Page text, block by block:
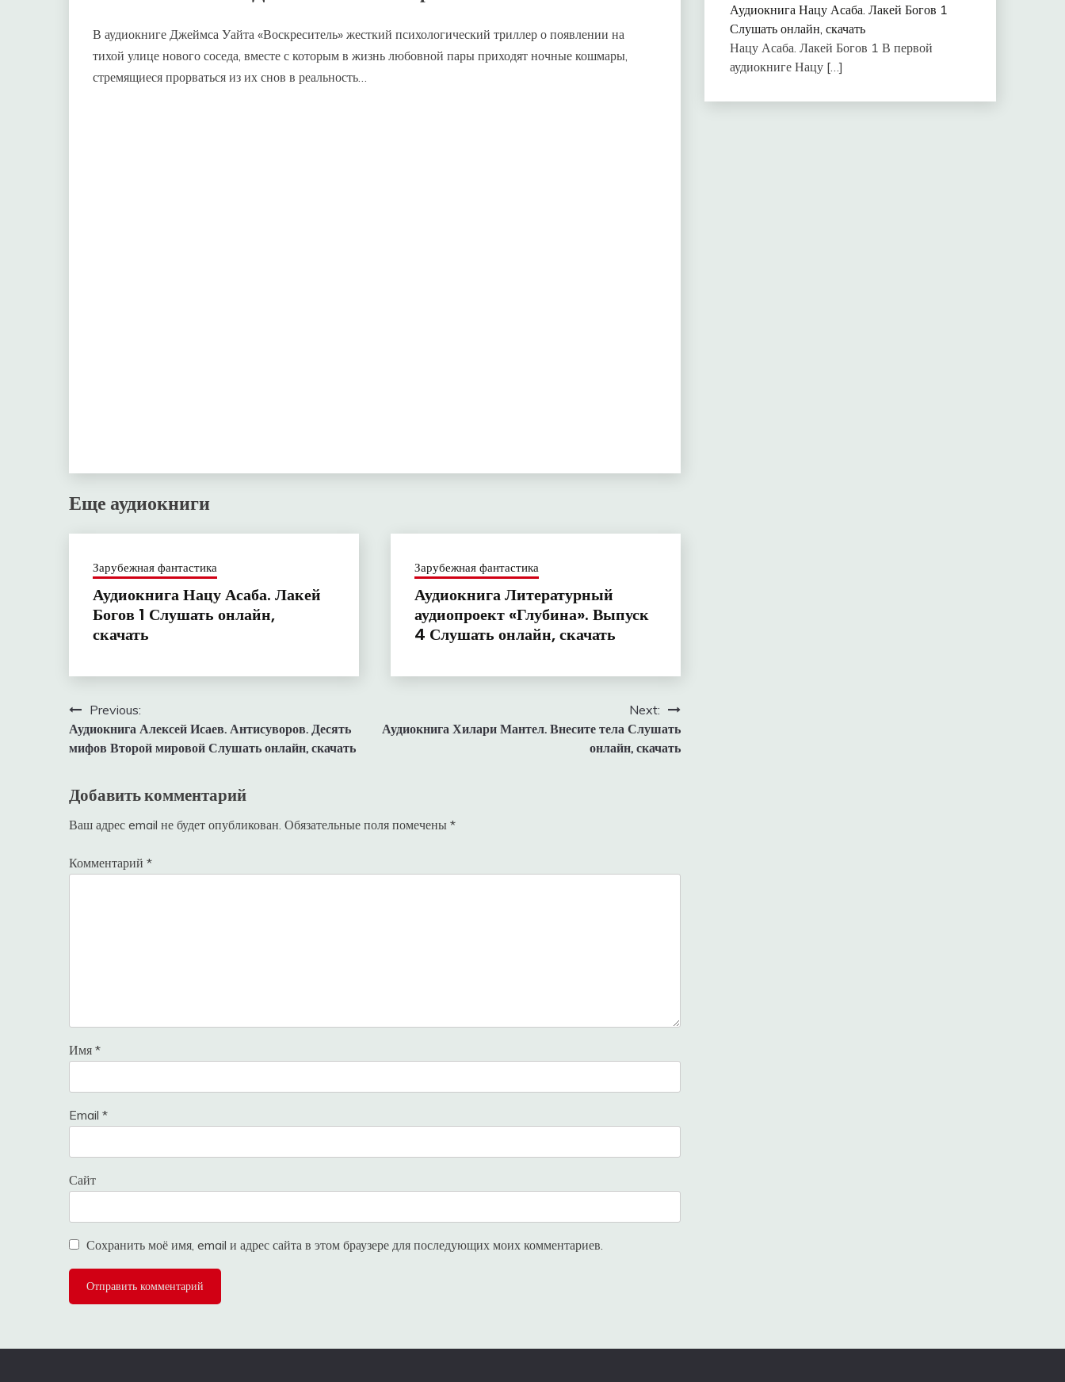
В аудиокниге Джеймса Уайта «Воскреситель» жесткий психологический триллер о появлении на
тихой улице нового соседа, вместе с которым в жизнь любовной пары приходят ночные кошмары,
стремящиеся прорваться из их снов в реальность…
Еще аудиокниги
Зарубежная фантастика
Аудиокнига Нацу Асаба. Лакей
Богов 1 Слушать онлайн,
скачать
Зарубежная фантастика
Аудиокнига Литературный
аудиопроект «Глубина». Выпуск
4 Слушать онлайн, скачать
Навигация
по
Previous:
Аудиокнига Алексей Исаев. Антисуворов. Десять
мифов Второй мировой Слушать онлайн, скачать
Next:
Аудиокнига Хилари Мантел. Внесите тела Слушать
онлайн, скачать
Добавить комментарий
Ваш адрес email не будет опубликован. Обязательные поля помечены *
Комментарий *
Имя *
Email *
Сайт
Сохранить моё имя, email и адрес сайта в этом браузере для последующих моих комментариев.
Аудиокнига Нацу Асаба. Лакей Богов 1
Слушать онлайн, скачать
Нацу Асаба. Лакей Богов 1 В первой
аудиокниге Нацу […]